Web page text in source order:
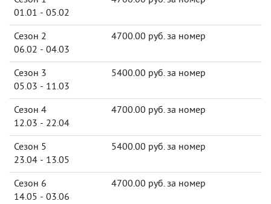
01.01 - 05.02
Сезон 2
06.02 - 04.03
4700.00 руб. за номер
Сезон 3
05.03 - 11.03
5400.00 руб. за номер
Сезон 4
12.03 - 22.04
4700.00 руб. за номер
Сезон 5
23.04 - 13.05
5400.00 руб. за номер
Сезон 6
14.05 - 03.06
4700.00 руб. за номер